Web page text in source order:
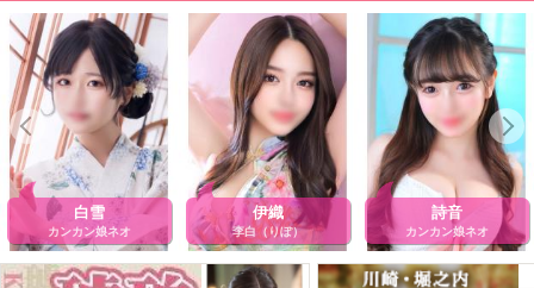
白雪
カンカン娘ネオ
伊織
李白（りぽ）
詩音
カンカン娘ネオ